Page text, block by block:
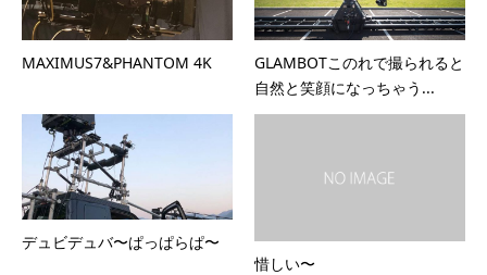
MAXIMUS7&PHANTOM 4K
GLAMBOTこのれで撮られると
自然と笑顔になっちゃう...
デュビデュバ〜ぱっぱらぱ〜
惜しい〜